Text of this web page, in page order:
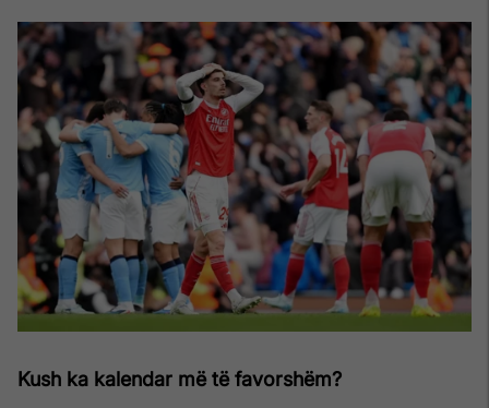
Kush ka kalendar më të favorshëm?